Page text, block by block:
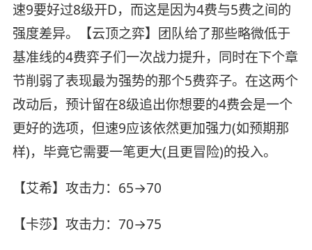
速9要好过8级开D，而这是因为4费与5费之间的
强度差异。【云顶之弈】团队给了那些略微低于
基准线的4费弈子们一次战力提升，同时在下个章
节削弱了表现最为强势的那个5费弈子。在这两个
改动后，预计留在8级追出你想要的4费会是一个
更好的选项，但速9应该依然更加强力(如预期那
样)，毕竟它需要一笔更大(且更冒险)的投入。
【艾希】攻击力：65→70
【卡莎】攻击力：70→75